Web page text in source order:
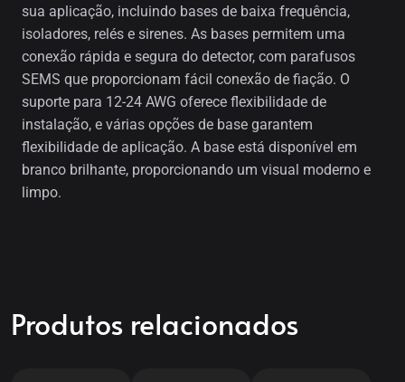
sua aplicação, incluindo bases de baixa frequência,
isoladores, relés e sirenes. As bases permitem uma
conexão rápida e segura do detector, com parafusos
SEMS que proporcionam fácil conexão de fiação. O
suporte para 12-24 AWG oferece flexibilidade de
instalação, e várias opções de base garantem
flexibilidade de aplicação. A base está disponível em
branco brilhante, proporcionando um visual moderno e
limpo.
Produtos relacionados